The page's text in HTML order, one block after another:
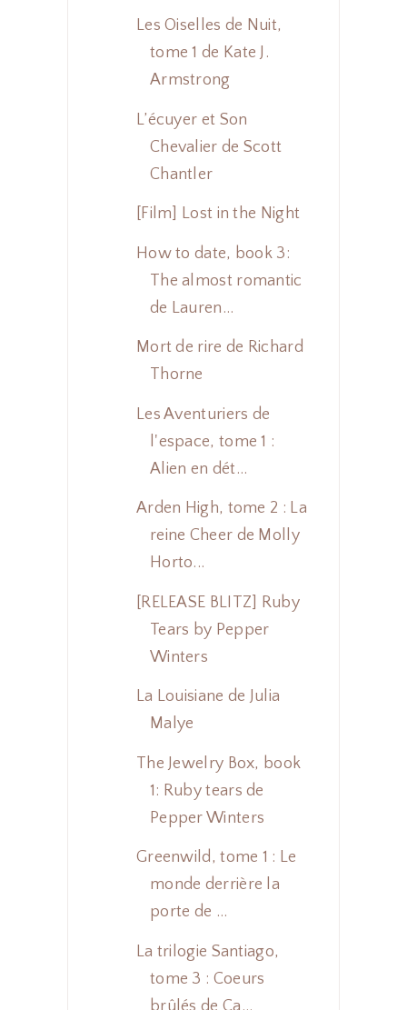
Les Oiselles de Nuit,
tome 1 de Kate J.
Armstrong
L’écuyer et Son
Chevalier de Scott
Chantler
[Film] Lost in the Night
How to date, book 3:
The almost romantic
de Lauren...
Mort de rire de Richard
Thorne
Les Aventuriers de
l'espace, tome 1 :
Alien en dét...
Arden High, tome 2 : La
reine Cheer de Molly
Horto...
[RELEASE BLITZ] Ruby
Tears by Pepper
Winters
La Louisiane de Julia
Malye
The Jewelry Box, book
1: Ruby tears de
Pepper Winters
Greenwild, tome 1 : Le
monde derrière la
porte de ...
La trilogie Santiago,
tome 3 : Coeurs
brûlés de Ca...